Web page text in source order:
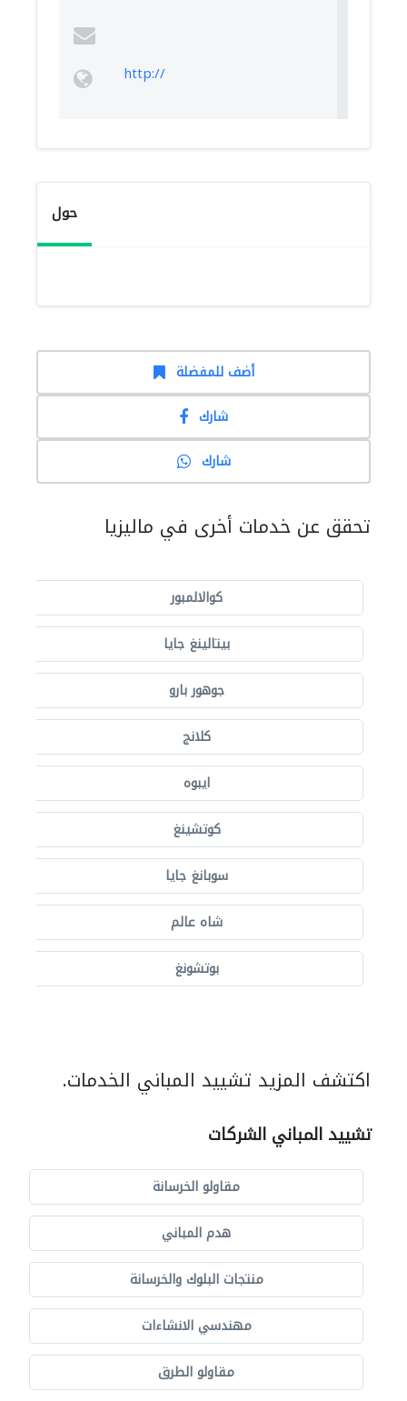
http://
حول
أضف للمفضلة
شارك
شارك
تحقق عن خدمات أخرى في ماليزيا
كوالالمبور
بيتالينغ جايا
جوهور بارو
كلانج
ايبوه
كوتشينغ
سوبانغ جايا
شاه عالم
بوتشونغ
اكتشف المزيد تشييد المباني الخدمات.
تشييد المباني الشركات
مقاولو الخرسانة
هدم المباني
منتجات البلوك والخرسانة
مهندسي الانشاءات
مقاولو الطرق